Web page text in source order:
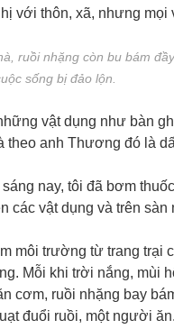
với thôn, xã, nhưng mọi
ruồi nhặng còn bu bám
sống bị đảo lộn.
vật dụng như bàn
theo anh Thương đó là
nay, tôi đã bơm
các vật dụng và trên sàn
môi trường từ trang trại
Mỗi khi trời nắng, mùi
cơm, ruồi nhặng bay
đuổi ruồi, một người